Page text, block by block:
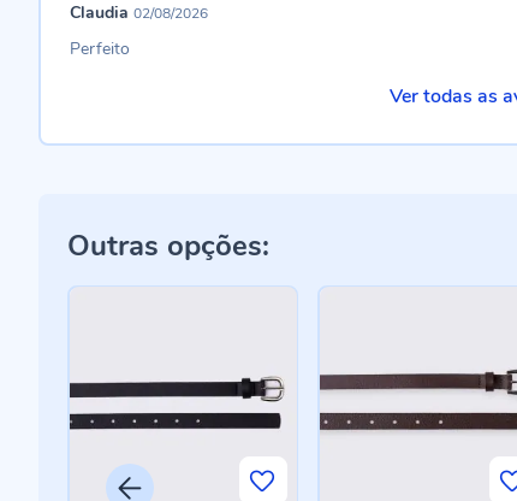
Claudia 02/08/2026
Perfeito
Ver todas as
Outras opções: